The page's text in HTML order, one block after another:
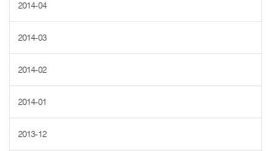
2014-04
2014-03
2014-02
2014-01
2013-12